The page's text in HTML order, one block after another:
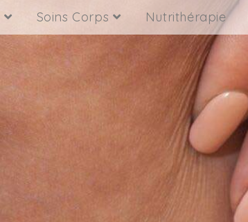
Soins Corps Nutrithérapie